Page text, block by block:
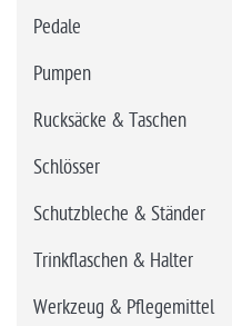
Pedale
Pumpen
Rucksäcke & Taschen
Schlösser
Schutzbleche & Ständer
Trinkflaschen & Halter
Werkzeug & Pflegemittel